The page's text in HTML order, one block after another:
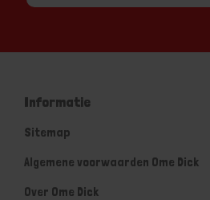
Informatie
Sitemap
Algemene voorwaarden Ome Dick
Over Ome Dick